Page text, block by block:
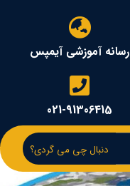
رسانه آموزشی آیمپس
021-91306415
دنبال چی می گردی؟